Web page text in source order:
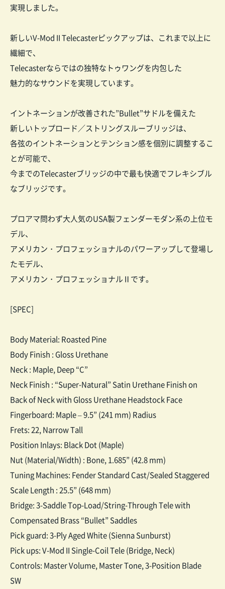
実現しました。
新しいV-Mod II Telecasterピックアップは、これまで以上に
繊細で、
Telecasterならではの独特なトゥワングを内包した
魅力的なサウンドを実現しています。
イントネーションが改善された”Bullet”サドルを備えた
新しいトップロード／ストリングスルーブリッジは、
各弦のイントネーションとテンション感を個別に調整するこ
とが可能で、
今までのTelecasterブリッジの中で最も快適でフレキシブル
なブリッジです。
プロアマ問わず大人気のUSA製フェンダーモダン系の上位モ
デル、
アメリカン・プロフェッショナルのパワーアップして登場し
たモデル、
アメリカン・プロフェッショナルⅡです。
[SPEC]
Body Material: Roasted Pine
Body Finish : Gloss Urethane
Neck : Maple, Deep “C”
Neck Finish : “Super-Natural” Satin Urethane Finish on
Back of Neck with Gloss Urethane Headstock Face
Fingerboard: Maple – 9.5” (241 mm) Radius
Frets: 22, Narrow Tall
Position Inlays: Black Dot (Maple)
Nut (Material/Width) : Bone, 1.685” (42.8 mm)
Tuning Machines: Fender Standard Cast/Sealed Staggered
Scale Length : 25.5” (648 mm)
Bridge: 3-Saddle Top-Load/String-Through Tele with
Compensated Brass “Bullet” Saddles
Pick guard: 3-Ply Aged White (Sienna Sunburst)
Pick ups: V-Mod II Single-Coil Tele (Bridge, Neck)
Controls: Master Volume, Master Tone, 3-Position Blade
SW